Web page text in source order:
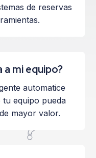
de reservas
a mi equipo?
automatice
tu equipo pueda
mayor valor.